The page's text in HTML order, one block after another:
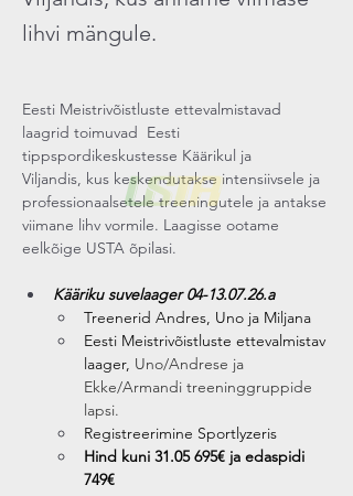
lihvi mängule.
Eesti Meistrivõistluste ettevalmistavad
laagrid toimuvad  Eesti
tippspordikeskustesse Käärikul ja
Viljandis, kus keskendutakse intensiivsele ja
professionaalsetele treeningutele ja antakse
viimane lihv vormile. Laagisse ootame
eelkõige USTA õpilasi.
Kääriku suvelaager 04-13.07.26.a
Treenerid Andres, Uno ja Miljana
Eesti Meistrivõistluste ettevalmistav
laager, Uno/Andrese ja
Ekke/Armandi treeninggruppide
lapsi.
Registreerimine Sportlyzeris
Hind kuni 31.05 695€ ja edaspidi
749€